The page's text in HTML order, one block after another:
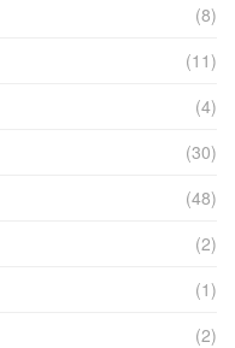
(8)
(11)
(4)
(30)
(48)
(2)
(1)
(2)